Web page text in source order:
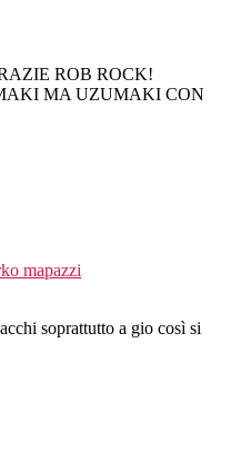
ROB ROCK!
MA UZUMAKI CON
mapazzi
soprattutto a gio così si